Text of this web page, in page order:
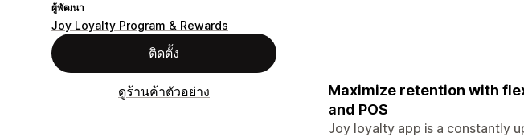
ผู้พัฒนา
Joy Loyalty Program & Rewards
ติดตั้ง
ดูร้านค้าตัวอย่าง
Maximize retention with
and POS
Joy loyalty app is a constantly